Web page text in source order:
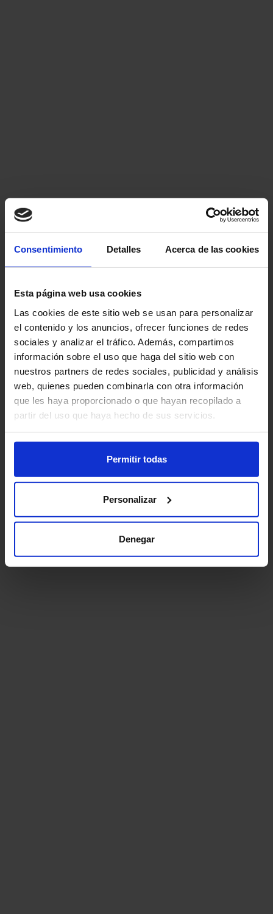
Consentimiento Detalles Acerca de las cookies
Esta página web usa cookies
Las cookies de este sitio web se usan para personalizar
el contenido y los anuncios, ofrecer funciones de redes
sociales y analizar el tráfico. Además, compartimos
información sobre el uso que haga del sitio web con
nuestros partners de redes sociales, publicidad y análisis
web, quienes pueden combinarla con otra información
que les haya proporcionado o que hayan recopilado a
partir del uso que haya hecho de sus servicios.
Permitir todas
Personalizar
Denegar